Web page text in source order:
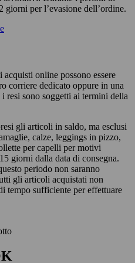
giorni per l’evasione dell’ordine.
online possono essere
corriere dedicato oppure in una
sono soggetti ai termini della
gli articoli in saldo, ma esclusi
calze, leggings in pizzo,
per capelli per motivi
giorni dalla data di consegna.
periodo non saranno
gli articoli acquistati non
tempo sufficiente per effettuare